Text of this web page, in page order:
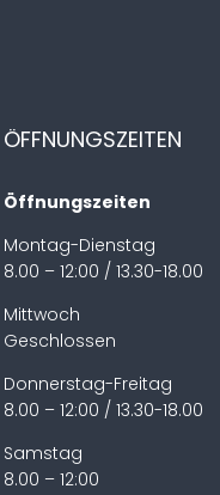
ÖFFNUNGSZEITEN
Öffnungszeiten
Montag-Dienstag
8.00 – 12:00 / 13.30-18.00
Mittwoch
Geschlossen
Donnerstag-Freitag
8.00 – 12:00 / 13.30-18.00
Samstag
8.00 – 12:00